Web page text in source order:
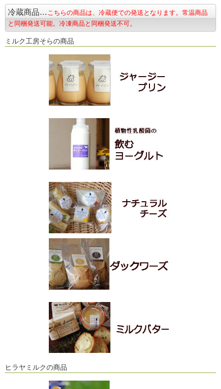
冷蔵商品… こちらの商品は、冷蔵便での発送となります。常温商品
と同梱発送可能。冷凍商品と同梱発送不可。
ミルク工房そらの商品
ヒラヤミルクの商品